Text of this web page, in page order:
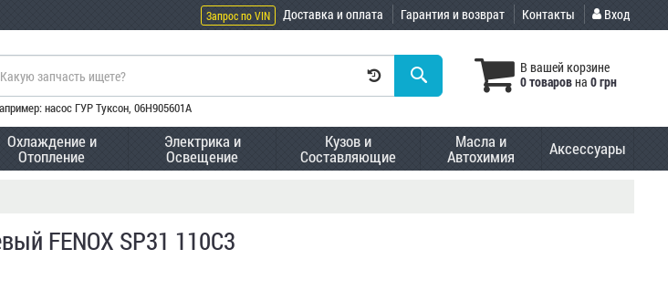
Запрос по VIN Доставка и оплата Гарантия и возврат Контакты Вход
В вашей корзине
0 товаровна 0 грн
насос ГУР Туксон, 06H905601A
Охлаждение и
Отопление
Электрика и
Освещение
Кузов и
Составляющие
Масла и
Автохимия Аксессуары
FENOX SP31 110C3